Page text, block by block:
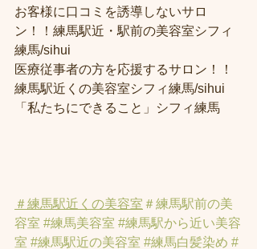
お客様に口コミを誘導しないサロ
ン！！練馬駅近・駅前の美容室シフィ
練馬/sihui
医療従事者の方を応援するサロン！！
練馬駅近くの美容室シフィ練馬/sihui
「私たちにできること」シフィ練馬
＃練馬駅近くの美容室 ＃練馬駅前の美
容室 #練馬美容室 #練馬駅から近い美容
室 #練馬駅近の美容室 #練馬白髪染め #